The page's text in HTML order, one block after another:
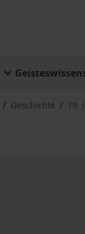
/ Geschichte / 19.